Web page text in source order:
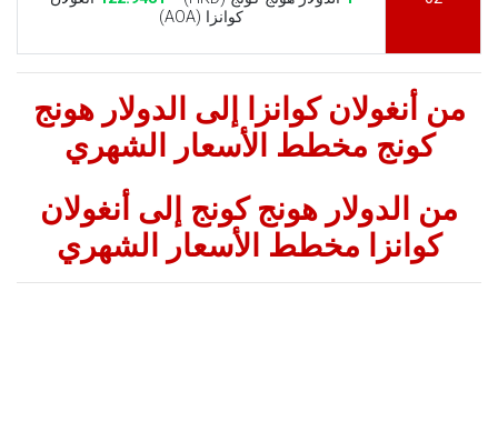
كوانزا (AOA)
من أنغولان كوانزا إلى الدولار هونج
كونج مخطط الأسعار الشهري
من الدولار هونج كونج إلى أنغولان
كوانزا مخطط الأسعار الشهري